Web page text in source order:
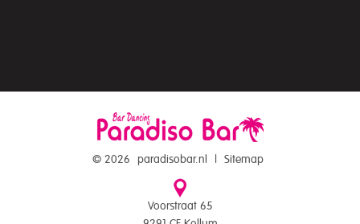
© 2026 paradisobar.nl Sitemap
Voorstraat 65